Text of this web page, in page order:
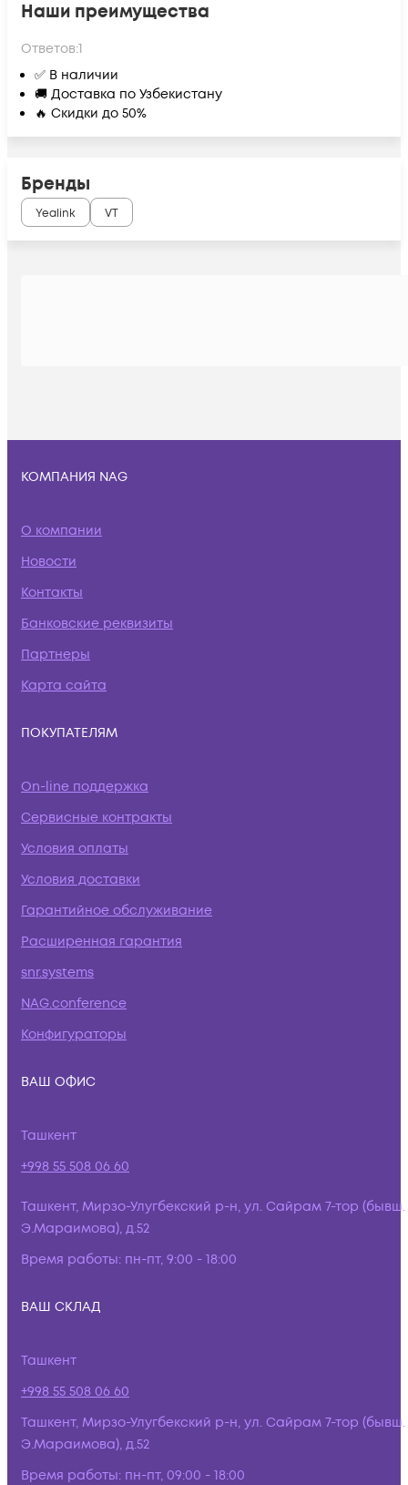
Наши преимущества
Ответов:1
✅ В наличии
🚚 Доставка по Узбекистану
🔥 Скидки до 50%
Бренды
Yealink VT
КОМПАНИЯ NAG
О компании
Новости
Контакты
Банковские реквизиты
Партнеры
Карта сайта
ПОКУПАТЕЛЯМ
On-line поддержка
Сервисные контракты
Условия оплаты
Условия доставки
Гарантийное обслуживание
Расширенная гарантия
snr.systems
NAG.conference
Конфигураторы
ВАШ ОФИС
Ташкент
+998 55 508 06 60
Ташкент, Мирзо-Улугбекский р-н, ул. Сайрам 7-тор (бывш.
Э.Мараимова), д.52
Время работы: пн-пт, 9:00 - 18:00
ВАШ СКЛАД
Ташкент
+998 55 508 06 60
Ташкент, Мирзо-Улугбекский р-н, ул. Сайрам 7-тор (бывш.
Э.Мараимова), д.52
Время работы: пн-пт, 09:00 - 18:00